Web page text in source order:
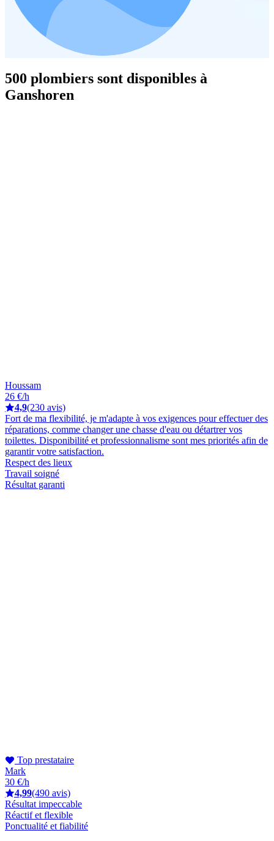
500 plombiers sont disponibles à
Ganshoren
Houssam
26 €/h
4,9(230 avis)
Fort de ma flexibilité, je m'adapte à vos exigences pour effectuer des
réparations, comme changer une chasse d'eau ou détartrer vos
toilettes. Disponibilité et professionnalisme sont mes priorités afin de
garantir votre satisfaction.
Respect des lieux
Travail soigné
Résultat garanti
Top prestataire
Mark
30 €/h
4,99(490 avis)
Résultat impeccable
Réactif et flexible
Ponctualité et fiabilité